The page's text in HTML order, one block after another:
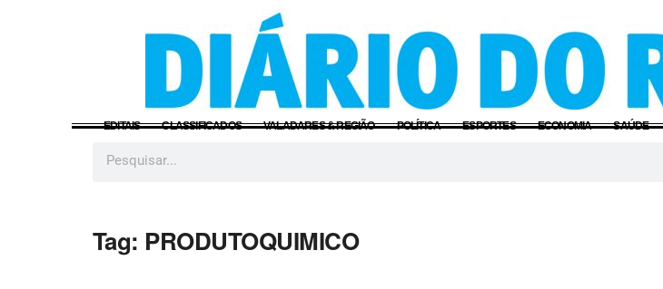
EDITAIS CLASSIFICADOS VALADARES & REGIÃO POLÍTICA ESPORTES ECONOMIA SAÚDE
Tag: PRODUTOQUIMICO